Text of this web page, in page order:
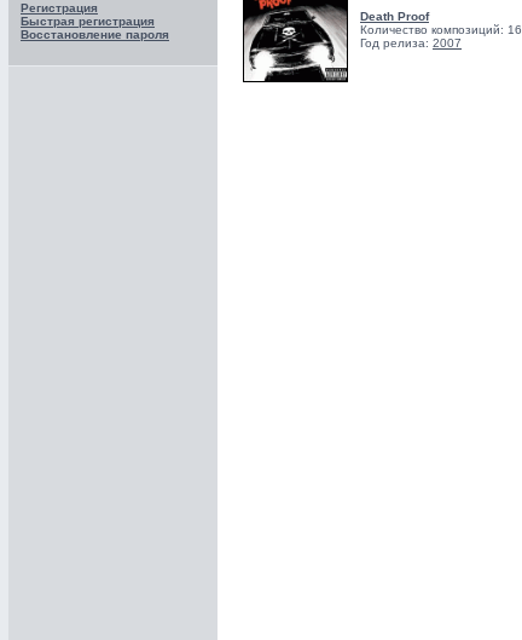
Регистрация
Быстрая регистрация
Восстановление пароля
Death Proof
Количество композиций: 16
Год релиза: 2007